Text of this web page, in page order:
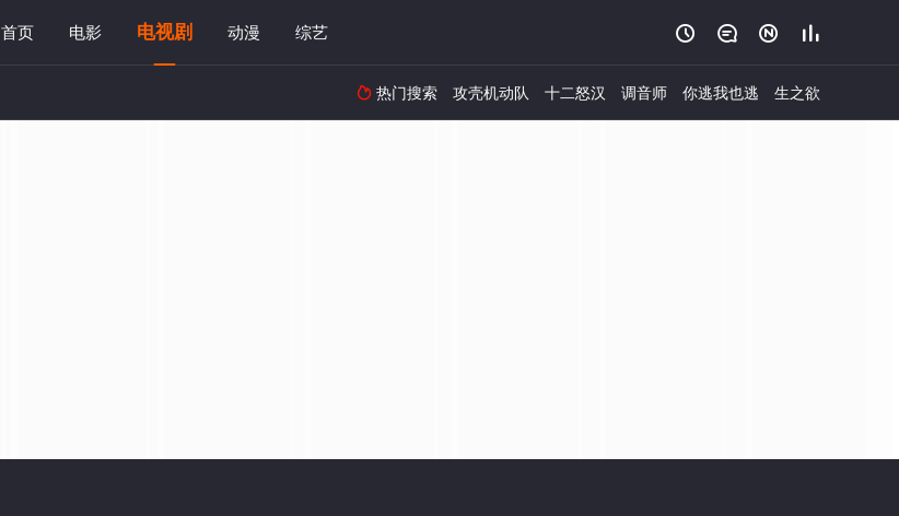
首页 电影 电视剧 动漫 综艺    
 热门搜索 攻壳机动队 十二怒汉 调音师 你逃我也逃 生之欲